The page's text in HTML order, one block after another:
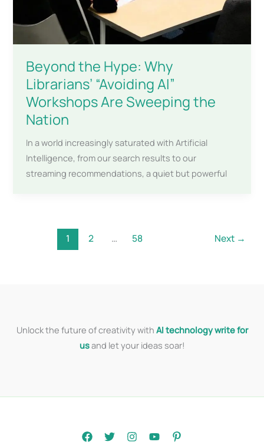
Beyond the Hype: Why
Librarians’ “Avoiding AI”
Workshops Are Sweeping the
Nation
In a world increasingly saturated with Artificial
Intelligence, from our search results to our
streaming recommendations, a quiet but powerful
1 2 … 58 Next →
Unlock the future of creativity with AI technology write for
usand let your ideas soar!